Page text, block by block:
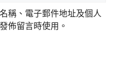
稱、電子郵件地址及個人
佈留言時使用。